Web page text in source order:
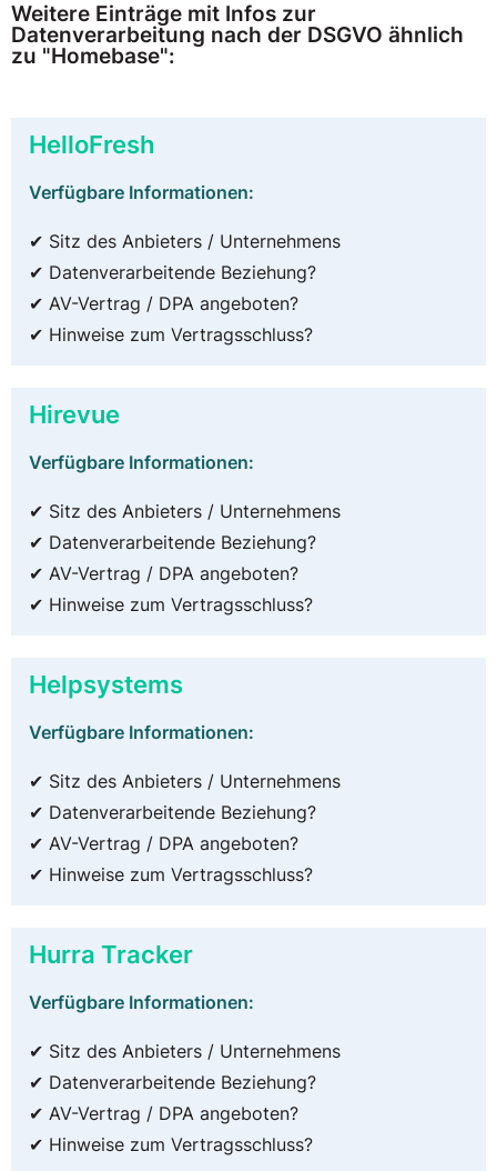
Weitere Einträge mit Infos zur
Datenverarbeitung nach der DSGVO ähnlich
zu "Homebase":
HelloFresh
Verfügbare Informationen:
✔ Sitz des Anbieters / Unternehmens
✔ Datenverarbeitende Beziehung?
✔ AV-Vertrag / DPA angeboten?
✔ Hinweise zum Vertragsschluss?
Hirevue
Verfügbare Informationen:
✔ Sitz des Anbieters / Unternehmens
✔ Datenverarbeitende Beziehung?
✔ AV-Vertrag / DPA angeboten?
✔ Hinweise zum Vertragsschluss?
Helpsystems
Verfügbare Informationen:
✔ Sitz des Anbieters / Unternehmens
✔ Datenverarbeitende Beziehung?
✔ AV-Vertrag / DPA angeboten?
✔ Hinweise zum Vertragsschluss?
Hurra Tracker
Verfügbare Informationen:
✔ Sitz des Anbieters / Unternehmens
✔ Datenverarbeitende Beziehung?
✔ AV-Vertrag / DPA angeboten?
✔ Hinweise zum Vertragsschluss?